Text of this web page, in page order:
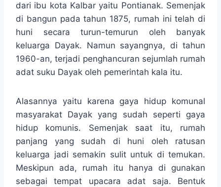
dari ibu kota Kalbar yaitu Pontianak. Semenjak
di bangun pada tahun 1875, rumah ini telah di
huni secara turun-temurun oleh banyak
keluarga Dayak. Namun sayangnya, di tahun
1960-an, terjadi penghancuran sejumlah rumah
adat suku Dayak oleh pemerintah kala itu.
Alasannya yaitu karena gaya hidup komunal
masyarakat Dayak yang sudah seperti gaya
hidup komunis. Semenjak saat itu, rumah
panjang yang sudah di huni oleh ratusan
keluarga jadi semakin sulit untuk di temukan.
Meskipun ada, rumah itu hanya di gunakan
sebagai tempat upacara adat saja. Bentuk